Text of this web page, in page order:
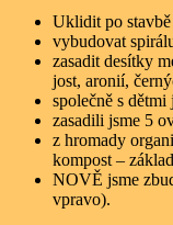
Uklidit po
vybudovat
zasadit desítky
jost, aronií,
společně s
zasadili jsme 5
z hromady
kompost –
NOVĚ jsme
vpravo).